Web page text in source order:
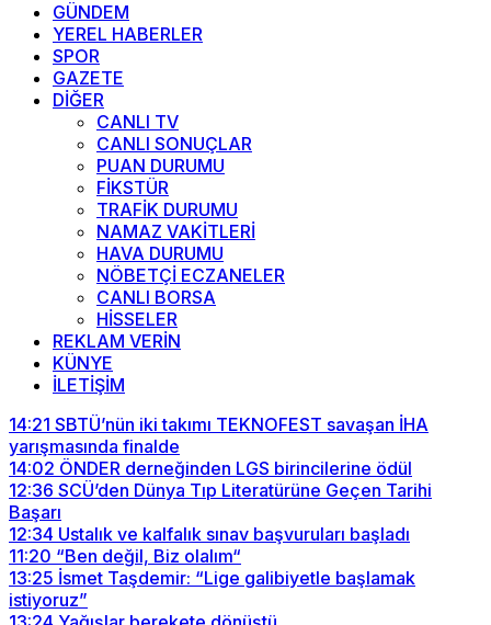
GÜNDEM
YEREL HABERLER
SPOR
GAZETE
DİĞER
CANLI TV
CANLI SONUÇLAR
PUAN DURUMU
FİKSTÜR
TRAFİK DURUMU
NAMAZ VAKİTLERİ
HAVA DURUMU
NÖBETÇİ ECZANELER
CANLI BORSA
HİSSELER
REKLAM VERİN
KÜNYE
İLETİŞİM
14:21 SBTÜ’nün iki takımı TEKNOFEST savaşan İHA
yarışmasında finalde
14:02 ÖNDER derneğinden LGS birincilerine ödül
12:36 SCÜ’den Dünya Tıp Literatürüne Geçen Tarihi
Başarı
12:34 Ustalık ve kalfalık sınav başvuruları başladı
11:20 “Ben değil, Biz olalım“
13:25 İsmet Taşdemir: “Lige galibiyetle başlamak
istiyoruz”